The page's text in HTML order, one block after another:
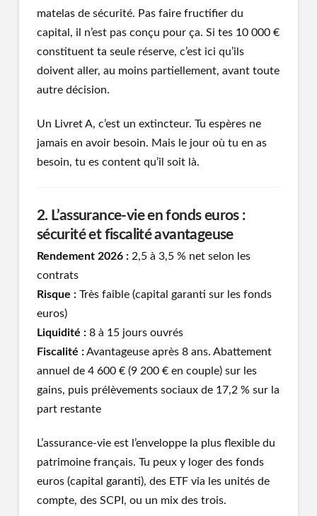
matelas de sécurité. Pas faire fructifier du
capital, il n’est pas conçu pour ça. Si tes 10 000 €
constituent ta seule réserve, c’est ici qu’ils
doivent aller, au moins partiellement, avant toute
autre décision.
Un Livret A, c’est un extincteur. Tu espères ne
jamais en avoir besoin. Mais le jour où tu en as
besoin, tu es content qu’il soit là.
2. L’assurance-vie en fonds euros :
sécurité et fiscalité avantageuse
Rendement 2026 :2,5 à 3,5 % net selon les
contrats
Risque :Très faible (capital garanti sur les fonds
euros)
Liquidité :8 à 15 jours ouvrés
Fiscalité :Avantageuse après 8 ans. Abattement
annuel de 4 600 € (9 200 € en couple) sur les
gains, puis prélèvements sociaux de 17,2 % sur la
part restante
L’assurance-vie est l’enveloppe la plus flexible du
patrimoine français. Tu peux y loger des fonds
euros (capital garanti), des ETF via les unités de
compte, des SCPI, ou un mix des trois.